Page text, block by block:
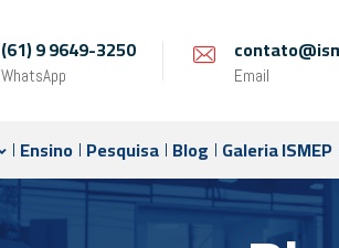
(61) 9 9649-3250
WhatsApp Email
Ensino Pesquisa Blog Galeria ISMEP